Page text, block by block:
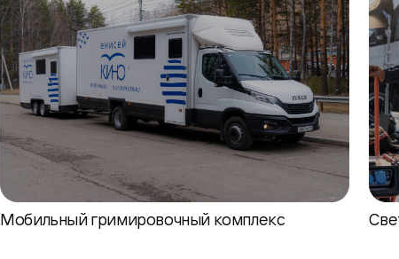
Мобильный гримировочный комплекс